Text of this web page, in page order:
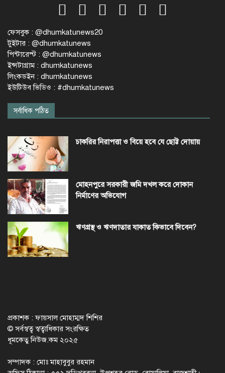
ফেসবুক : @dhumkatunews20
টুইটার : @dhumkatunews
পিন্টারেস্ট : @dhumkatunews
ইন্সটাগ্রাম : dhumkatunews
লিংকডইন : dhumkatunews
ইউটিউব ভিডিও : #dhumkatunews
সর্বাধিক পঠিত
চাকরির নিরাপত্তা ও বিয়ে হবে যে ছোট্ট দোয়ায়
মোহনপুরে সরকারী জমি দখল করে দোকান
নির্মাণের অভিযোগ
ঋণগ্রস্থ ও ঋণদাতার যাকাত কিভাবে দিবেন?
প্রকাশক : ফায়সাল মোহাম্মদ শিশির
© সর্বস্বত্ব স্বত্বাধিকার সংরক্ষিত
ধূমকেতু নিউজ.কম ২০২৫
সম্পাদক : মোঃ মাহাবুবুর রহমান